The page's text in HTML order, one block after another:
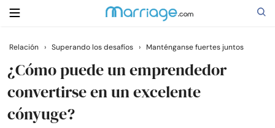
Buscar
Casarse
Relación › Superando los desafíos › Manténganse fuertes juntos
¿Cómo puede un emprendedor
convertirse en un excelente
cónyuge?